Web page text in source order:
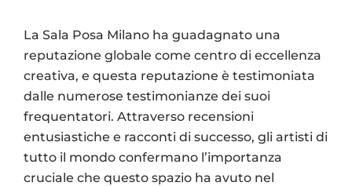
La Sala Posa Milano ha guadagnato una
reputazione globale come centro di eccellenza
creativa, e questa reputazione è testimoniata
dalle numerose testimonianze dei suoi
frequentatori. Attraverso recensioni
entusiastiche e racconti di successo, gli artisti di
tutto il mondo confermano l’importanza
cruciale che questo spazio ha avuto nel